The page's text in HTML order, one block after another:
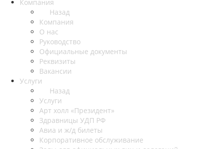
Компания
Назад
Компания
О нас
Руководство
Официальные документы
Реквизиты
Вакансии
Услуги
Назад
Услуги
Арт холл «Президент»
Здравницы УДП РФ
Авиа и ж/д билеты
Корпоративное обслуживание